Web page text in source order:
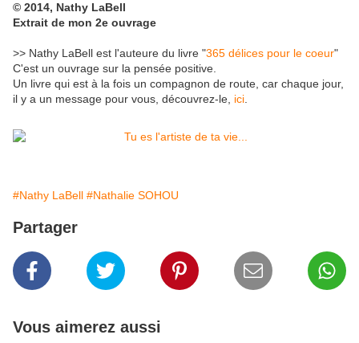
© 2014, Nathy LaBell
Extrait de mon 2e ouvrage
>> Nathy LaBell est l'auteure du livre "365 délices pour le coeur"
C'est un ouvrage sur la pensée positive.
Un livre qui est à la fois un compagnon de route, car chaque jour,
il y a un message pour vous, découvrez-le, ici
#Nathy LaBell #Nathalie SOHOU
Partager
Vous aimerez aussi